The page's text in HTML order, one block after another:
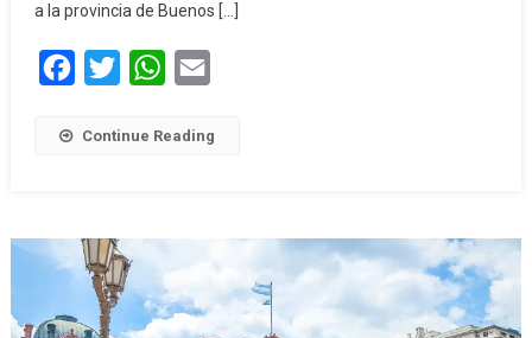
a la provincia de Buenos […]
Facebook
Twitter WhatsApp
Continue Reading